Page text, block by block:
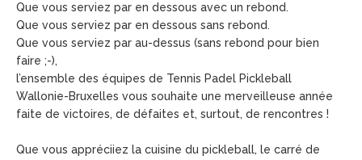
Que vous serviez par en dessous avec un rebond.
Que vous serviez par en dessous sans rebond.
Que vous serviez par au-dessus (sans rebond pour bien
faire ;-),
l’ensemble des équipes de Tennis Padel Pickleball
Wallonie-Bruxelles vous souhaite une merveilleuse année
faite de victoires, de défaites et, surtout, de rencontres !
Que vous appréciiez la cuisine du pickleball, le carré de